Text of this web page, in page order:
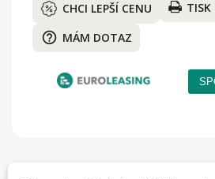
CHCI LEPŠÍ CENU TISK
help_outline MÁM DOTAZ